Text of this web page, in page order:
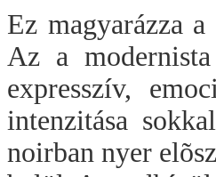
Ez magyarázza
Az a
expresszív,
intenzitása
noirban nyer